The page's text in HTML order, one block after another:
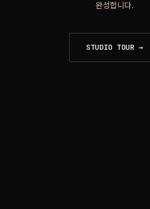
완성합니다.
STUDIO TOUR →